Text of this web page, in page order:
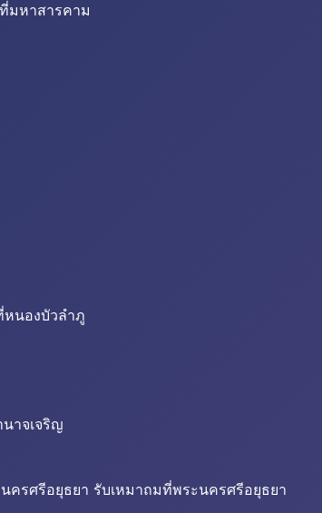
มหาสารคาม
หนองบัวลำภู
าจเจริญ
ครศรีอยุธยา รับเหมาถมที่พระนครศรีอยุธยา